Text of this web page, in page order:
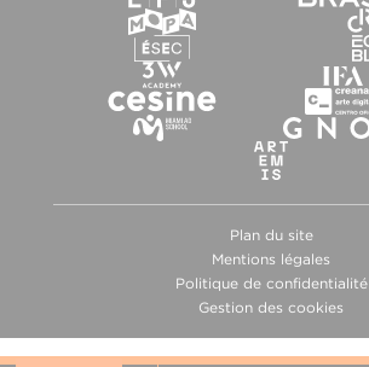
Plan du site
Mentions légales
Politique de confidentialité
Gestion des cookies